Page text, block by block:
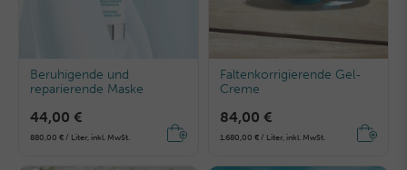
Beruhigende und
reparierende Maske
44,00 €
880,00 € / Liter, inkl. MwSt.
Faltenkorrigierende Gel-
Creme
84,00 €
1.680,00 € / Liter, inkl. MwSt.